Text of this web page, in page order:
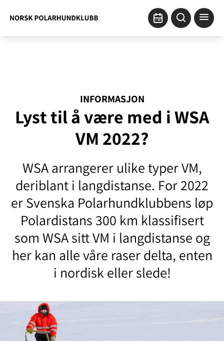
INFORMASJON
Lyst til å være med i WSA
VM 2022?
WSA arrangerer ulike typer VM,
deriblant i langdistanse. For 2022
er Svenska Polarhundklubbens løp
Polardistans 300 km klassifisert
som WSA sitt VM i langdistanse og
her kan alle våre raser delta, enten
i nordisk eller slede!